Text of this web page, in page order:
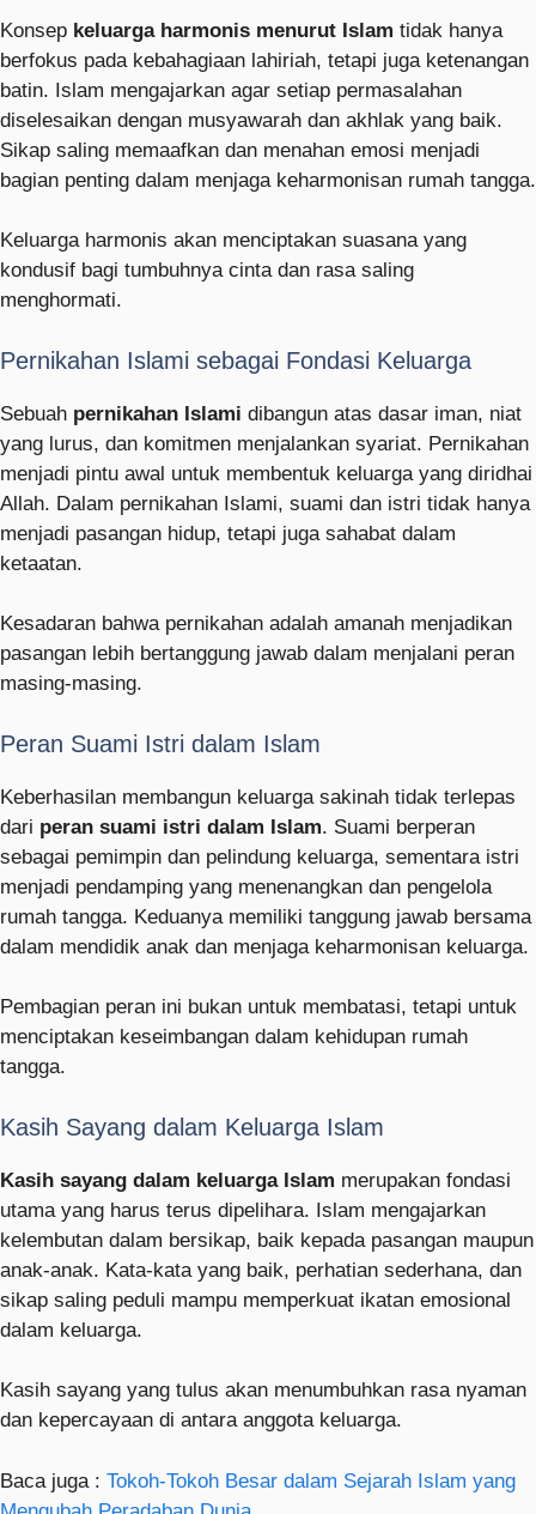
Konsep keluarga harmonis menurut Islam tidak hanya
berfokus pada kebahagiaan lahiriah, tetapi juga ketenangan
batin. Islam mengajarkan agar setiap permasalahan
diselesaikan dengan musyawarah dan akhlak yang baik.
Sikap saling memaafkan dan menahan emosi menjadi
bagian penting dalam menjaga keharmonisan rumah tangga.
Keluarga harmonis akan menciptakan suasana yang
kondusif bagi tumbuhnya cinta dan rasa saling
menghormati.
Pernikahan Islami sebagai Fondasi Keluarga
Sebuah pernikahan Islami dibangun atas dasar iman, niat
yang lurus, dan komitmen menjalankan syariat. Pernikahan
menjadi pintu awal untuk membentuk keluarga yang diridhai
Allah. Dalam pernikahan Islami, suami dan istri tidak hanya
menjadi pasangan hidup, tetapi juga sahabat dalam
ketaatan.
Kesadaran bahwa pernikahan adalah amanah menjadikan
pasangan lebih bertanggung jawab dalam menjalani peran
masing-masing.
Peran Suami Istri dalam Islam
Keberhasilan membangun keluarga sakinah tidak terlepas
dari peran suami istri dalam Islam. Suami berperan
sebagai pemimpin dan pelindung keluarga, sementara istri
menjadi pendamping yang menenangkan dan pengelola
rumah tangga. Keduanya memiliki tanggung jawab bersama
dalam mendidik anak dan menjaga keharmonisan keluarga.
Pembagian peran ini bukan untuk membatasi, tetapi untuk
menciptakan keseimbangan dalam kehidupan rumah
tangga.
Kasih Sayang dalam Keluarga Islam
Kasih sayang dalam keluarga Islam merupakan fondasi
utama yang harus terus dipelihara. Islam mengajarkan
kelembutan dalam bersikap, baik kepada pasangan maupun
anak-anak. Kata-kata yang baik, perhatian sederhana, dan
sikap saling peduli mampu memperkuat ikatan emosional
dalam keluarga.
Kasih sayang yang tulus akan menumbuhkan rasa nyaman
dan kepercayaan di antara anggota keluarga.
Baca juga : Tokoh-Tokoh Besar dalam Sejarah Islam yang